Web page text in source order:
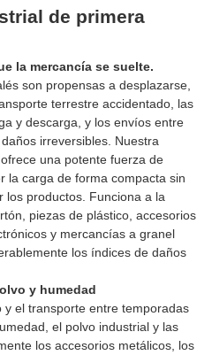
de primera
la mercancía se suelte.
son propensas a desplazarse,
terrestre accidentado, las
y descarga, y los envíos entre
irreversibles. Nuestra
una potente fuerza de
la carga de forma compacta sin
los productos. Funciona a la
piezas de plástico, accesorios
y mercancías a granel
los índices de daños
y humedad
el transporte entre temporadas
el polvo industrial y las
los accesorios metálicos, los